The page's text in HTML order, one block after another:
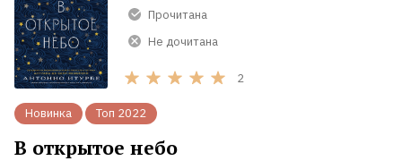
Книги
Экранизации
Коллекции
Прочитана
Не дочитана
2
Новинка Топ 2022
В открытое небо